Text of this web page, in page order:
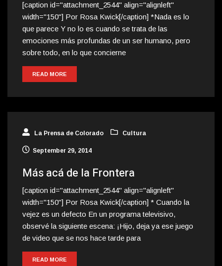
[caption id="attachment_2544" align="alignleft"
width="150"] Por Rosa Kwick[/caption] *Nada es lo
que parece Y no lo es cuando se trata de las
emociones más profundas de un ser humano, pero
sobre todo, en lo que concierne
READ MORE
La Prensa de Colorado Cultura
September 29, 2014
Más acá de la Frontera
[caption id="attachment_2544" align="alignleft"
width="150"] Por Rosa Kwick[/caption] * Cuando la
vejez es un defecto En un programa televisivo,
observé la siguiente escena: ¡Hijo, deja ya ese juego
de video que se nos hace tarde para
READ MORE